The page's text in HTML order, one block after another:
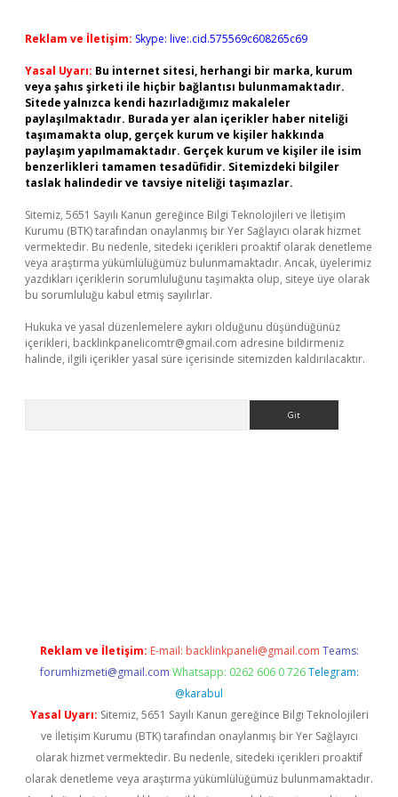
Reklam ve İletişim: Skype: live:.cid.575569c608265c69
Yasal Uyarı: Bu internet sitesi, herhangi bir marka, kurum
veya şahıs şirketi ile hiçbir bağlantısı bulunmamaktadır.
Sitede yalnızca kendi hazırladığımız makaleler
paylaşılmaktadır. Burada yer alan içerikler haber niteliği
taşımamakta olup, gerçek kurum ve kişiler hakkında
paylaşım yapılmamaktadır. Gerçek kurum ve kişiler ile isim
benzerlikleri tamamen tesadüfidir. Sitemizdeki bilgiler
taslak halindedir ve tavsiye niteliği taşımazlar.
Sitemiz, 5651 Sayılı Kanun gereğince Bilgi Teknolojileri ve İletişim
Kurumu (BTK) tarafından onaylanmış bir Yer Sağlayıcı olarak hizmet
vermektedir. Bu nedenle, sitedeki içerikleri proaktif olarak denetleme
veya araştırma yükümlülüğümüz bulunmamaktadır. Ancak, üyelerimiz
yazdıkları içeriklerin sorumluluğunu taşımakta olup, siteye üye olarak
bu sorumluluğu kabul etmiş sayılırlar.
Hukuka ve yasal düzenlemelere aykırı olduğunu düşündüğünüz
içerikleri, backlinkpanelicomtr@gmail.com adresine bildirmeniz
halinde, ilgili içerikler yasal süre içerisinde sitemizden kaldırılacaktır.
Reklam ve İletişim: E-mail: backlinkpaneli@gmail.com Teams:
forumhizmeti@gmail.com Whatsapp: 0262 606 0 726 Telegram:
@karabul
Yasal Uyarı: Sitemiz, 5651 Sayılı Kanun gereğince Bilgi Teknolojileri
ve İletişim Kurumu (BTK) tarafından onaylanmış bir Yer Sağlayıcı
olarak hizmet vermektedir. Bu nedenle, sitedeki içerikleri proaktif
olarak denetleme veya araştırma yükümlülüğümüz bulunmamaktadır.